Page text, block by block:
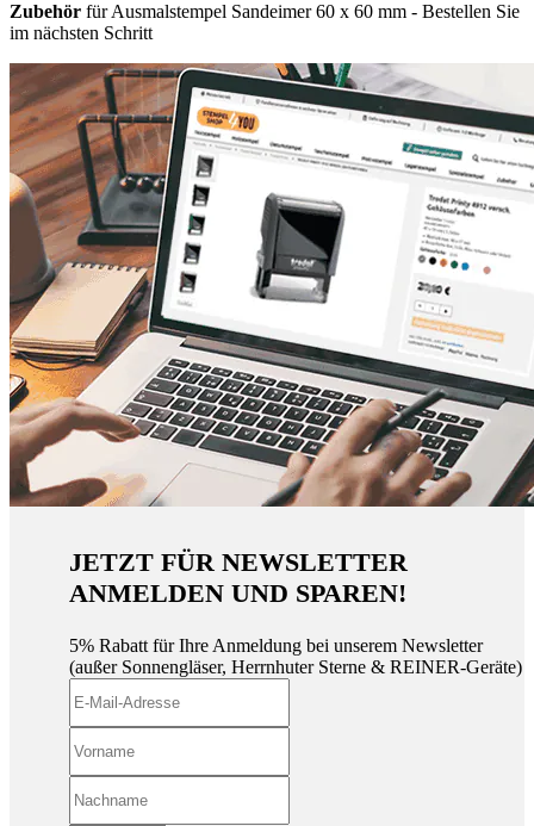
Zubehör für Ausmalstempel Sandeimer 60 x 60 mm - Bestellen Sie
im nächsten Schritt
JETZT FÜR NEWSLETTER
ANMELDEN UND SPAREN!
5% Rabatt für Ihre Anmeldung bei unserem Newsletter
(außer Sonnengläser, Herrnhuter Sterne & REINER-Geräte)